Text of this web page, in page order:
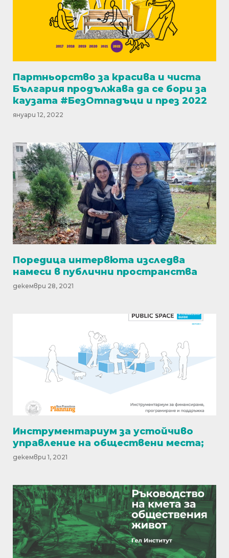
Партньорство за красива и чиста
България продължава да се бори за
каузата #БезОтпадъци и през 2022
януари 12, 2022
Поредица интервюта изследва
намеси в публични пространства
декември 28, 2021
Инструментариум за устойчиво
управление на обществени места;
декември 1, 2021